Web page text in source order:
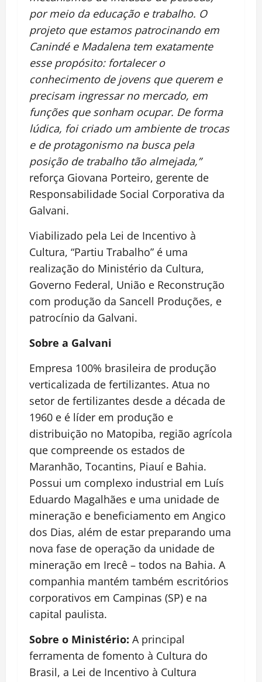
por meio da educação e trabalho. O
projeto que estamos patrocinando em
Canindé e Madalena tem exatamente
esse propósito: fortalecer o
conhecimento de jovens que querem e
precisam ingressar no mercado, em
funções que sonham ocupar. De forma
lúdica, foi criado um ambiente de trocas
e de protagonismo na busca pela
posição de trabalho tão almejada,”
reforça Giovana Porteiro, gerente de
Responsabilidade Social Corporativa da
Galvani.
Viabilizado pela Lei de Incentivo à
Cultura, “Partiu Trabalho” é uma
realização do Ministério da Cultura,
Governo Federal, União e Reconstrução
com produção da Sancell Produções, e
patrocínio da Galvani.
Sobre a Galvani
Empresa 100% brasileira de produção
verticalizada de fertilizantes. Atua no
setor de fertilizantes desde a década de
1960 e é líder em produção e
distribuição no Matopiba, região agrícola
que compreende os estados de
Maranhão, Tocantins, Piauí e Bahia.
Possui um complexo industrial em Luís
Eduardo Magalhães e uma unidade de
mineração e beneficiamento em Angico
dos Dias, além de estar preparando uma
nova fase de operação da unidade de
mineração em Irecê – todos na Bahia. A
companhia mantém também escritórios
corporativos em Campinas (SP) e na
capital paulista.
Sobre o Ministério: A principal
ferramenta de fomento à Cultura do
Brasil, a Lei de Incentivo à Cultura